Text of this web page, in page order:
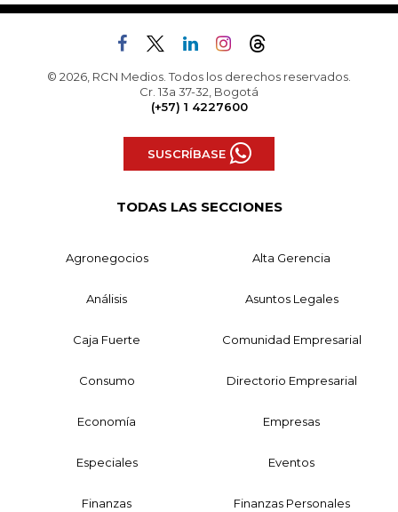
© 2026, RCN Medios. Todos los derechos reservados.
Cr. 13a 37-32, Bogotá
(+57) 1 4227600
SUSCRÍBASE
TODAS LAS SECCIONES
Agronegocios Alta Gerencia
Análisis Asuntos Legales
Caja Fuerte Comunidad Empresarial
Consumo Directorio Empresarial
Economía Empresas
Especiales Eventos
Finanzas Finanzas Personales